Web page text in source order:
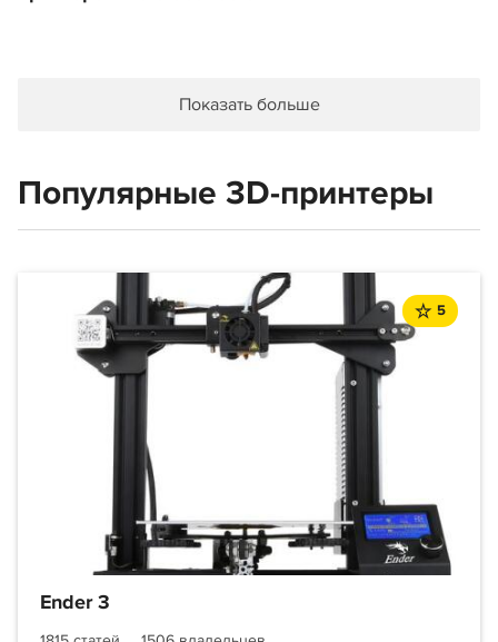
Показать больше
Популярные 3D-принтеры
5
Ender 3